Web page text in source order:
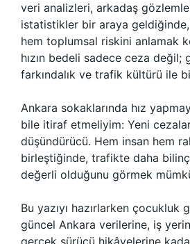
veri analizleri, arkadaş
istatistikler bir araya geldiğinde,
hem toplumsal riskini anlamak
hızın bedeli sadece ceza değil;
farkındalık ve trafik kültürü ile
Ankara sokaklarında hız
bile itiraf etmeliyim: Yeni
düşündürücü. Hem insan hem
birleştiğinde, trafikte daha
değerli olduğunu görmek
Bu yazıyı hazırlarken çocukluk
güncel Ankara verilerine, iş
gerçek sürücü hikâyelerine